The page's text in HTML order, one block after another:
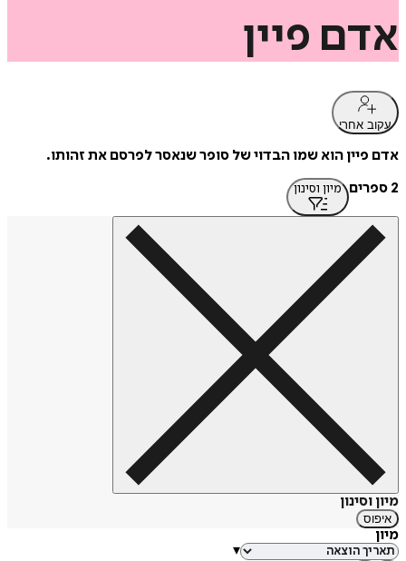
אדם פיין
עקוב אחרי
אדם פיין הוא שמו הבדוי של סופר שנאסר לפרסם את זהותו.
2 ספרים
מיון וסינון
מיון וסינון
איפוס
מיון
▾